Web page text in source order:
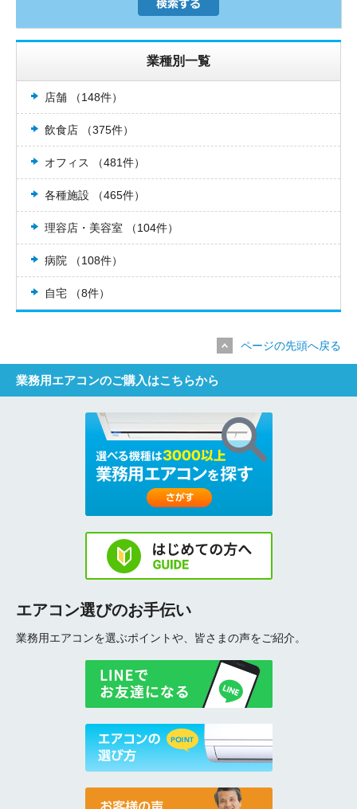
業種別一覧
店舗 （148件）
飲食店 （375件）
オフィス （481件）
各種施設 （465件）
理容店・美容室 （104件）
病院 （108件）
自宅 （8件）
ページの先頭へ戻る
業務用エアコンのご購入はこちらから
エアコン選びのお手伝い
業務用エアコンを選ぶポイントや、皆さまの声をご紹介。